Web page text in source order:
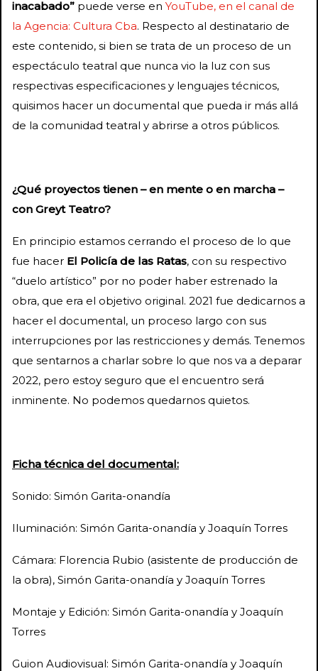
inacabado” puede verse en YouTube, en el canal de
la Agencia: Cultura Cba. Respecto al destinatario de
este contenido, si bien se trata de un proceso de un
espectáculo teatral que nunca vio la luz con sus
respectivas especificaciones y lenguajes técnicos,
quisimos hacer un documental que pueda ir más allá
de la comunidad teatral y abrirse a otros públicos.
¿Qué proyectos tienen – en mente o en marcha –
con Greyt Teatro?
En principio estamos cerrando el proceso de lo que
fue hacer El Policía de las Ratas, con su respectivo
“duelo artístico” por no poder haber estrenado la
obra, que era el objetivo original. 2021 fue dedicarnos a
hacer el documental, un proceso largo con sus
interrupciones por las restricciones y demás. Tenemos
que sentarnos a charlar sobre lo que nos va a deparar
2022, pero estoy seguro que el encuentro será
inminente. No podemos quedarnos quietos.
Ficha técnica del documental:
Sonido: Simón Garita-onandía
Iluminación: Simón Garita-onandía y Joaquín Torres
Cámara: Florencia Rubio (asistente de producción de
la obra), Simón Garita-onandía y Joaquín Torres
Montaje y Edición: Simón Garita-onandía y Joaquín
Torres
Guion Audiovisual: Simón Garita-onandía y Joaquín